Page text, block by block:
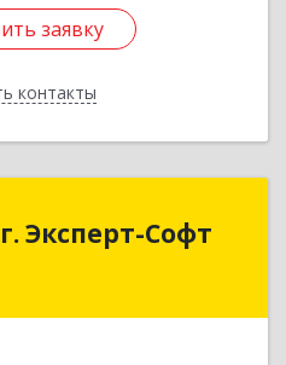
заявку
контакты
заявку
Эксперт-Софт
Эксперт-Софт
Тобольск г, 7-й мкр,